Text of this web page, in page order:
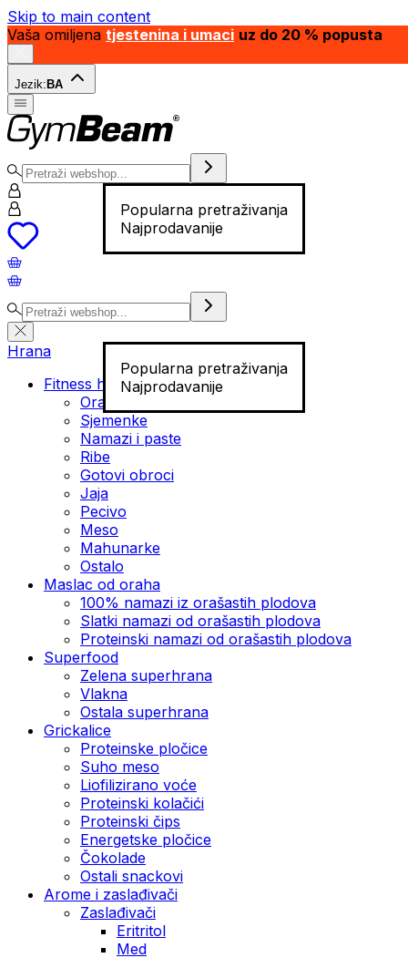
Skip to main content
Vaša omiljena tjestenina i umaci uz do 20 % popusta
Jezik: BA
Popularna pretraživanja
Najprodavanije
Popularna pretraživanja
Najprodavanije
Hrana
Fitness hrana
Orašasti plodovi
Sjemenke
Namazi i paste
Ribe
Gotovi obroci
Jaja
Pecivo
Meso
Mahunarke
Ostalo
Maslac od oraha
100% namazi iz orašastih plodova
Slatki namazi od orašastih plodova
Proteinski namazi od orašastih plodova
Superfood
Zelena superhrana
Vlakna
Ostala superhrana
Grickalice
Proteinske pločice
Suho meso
Liofilizirano voće
Proteinski kolačići
Proteinski čips
Energetske pločice
Čokolade
Ostali snackovi
Arome i zaslađivači
Zaslađivači
Eritritol
Med